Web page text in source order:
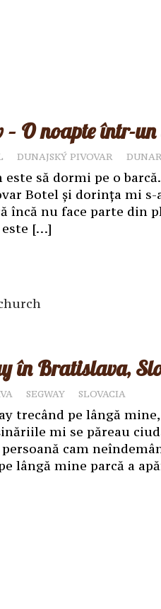
O noapte într-un
DUNAJSKÝ PIVOVAR
să dormi pe o
Botel și dorința mi
încă nu face parte din
[…]
în Bratislava,
SEGWAY SLOVACIA
trecând pe lângă
mi se păreau
cam
lângă mine parcă a